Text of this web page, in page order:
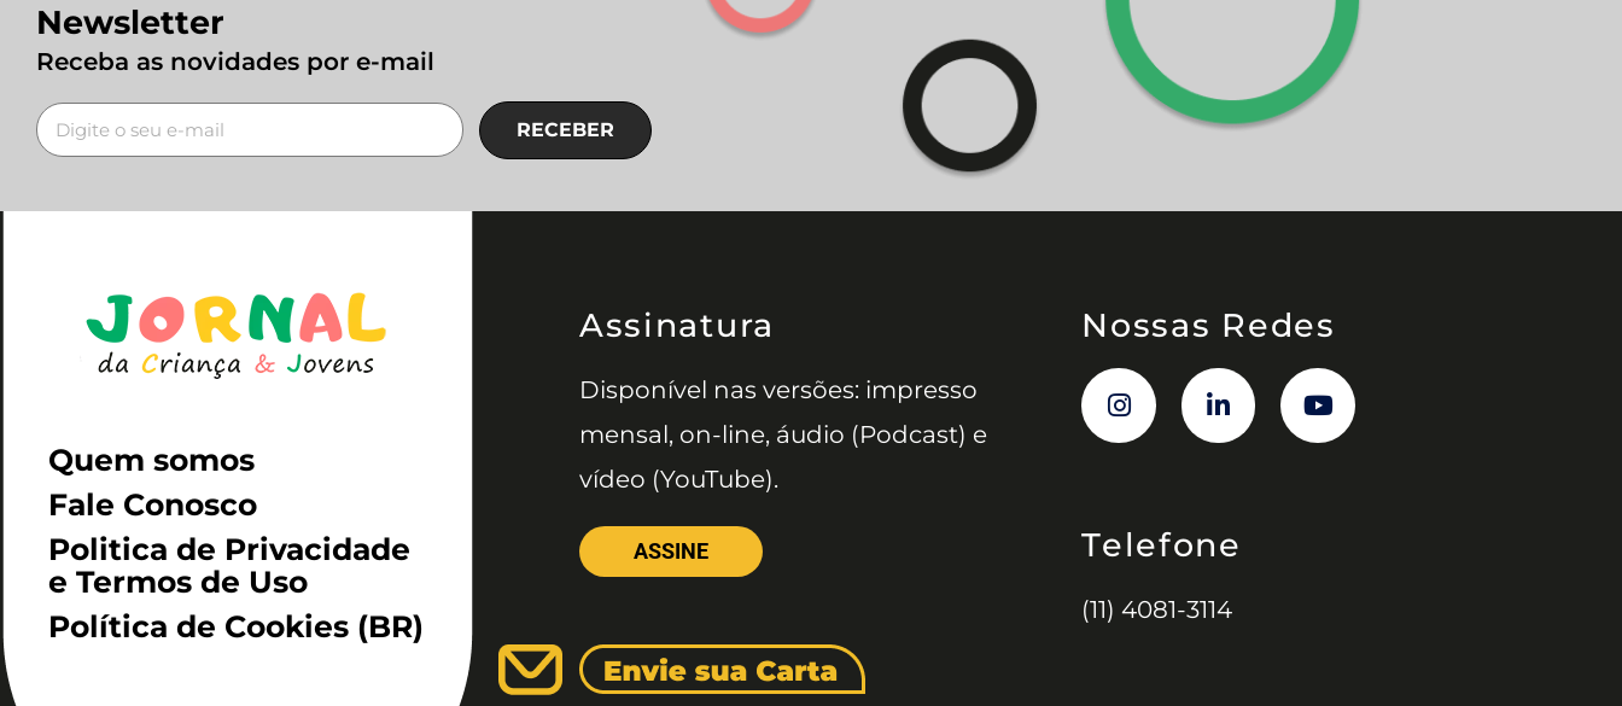
Newsletter
Receba as novidades por e-mail
RECEBER
Quem somos
Fale Conosco
Politica de Privacidade
e Termos de Uso
Política de Cookies (BR)
Assinatura
Disponível nas versões: impresso
mensal, on-line, áudio (Podcast) e
vídeo (YouTube).
ASSINE
Nossas Redes
Telefone
(11) 4081-3114